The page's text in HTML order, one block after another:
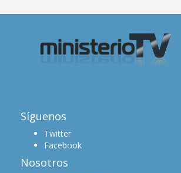
Síguenos
Twitter
Facebook
Nosotros